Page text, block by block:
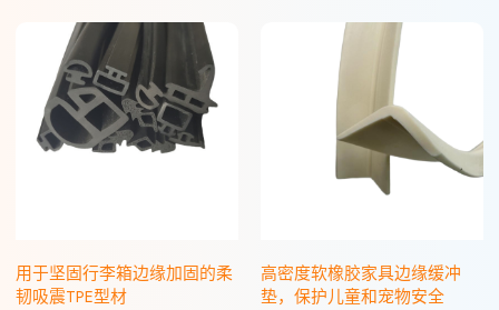
用于坚固行李箱边缘加固的柔
韧吸震TPE型材
高密度软橡胶家具边缘缓冲
垫，保护儿童和宠物安全